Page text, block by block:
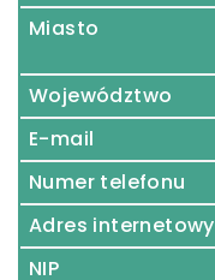
Miasto
Województwo
E-mail
Numer telefonu
Adres internetowy
NIP